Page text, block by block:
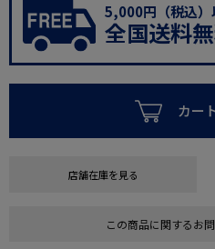
5,000円（税込）
全国送料
カー
店舗在庫を見る
この商品に関するお